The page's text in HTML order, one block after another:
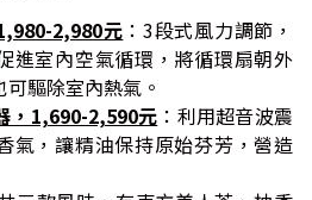
2,980元 ：3段式風力調節，
進室內空氣循環，將循環扇朝外
驅除室內熱氣。
，1,690-2,590元 ：利用超音波震
氣，讓精油保持原始芬芳，營造